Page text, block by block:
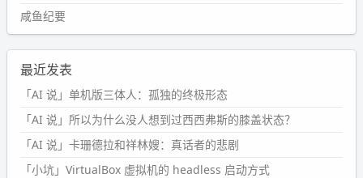
咸鱼纪要
最近发表
「AI 说」单机版三体人：孤独的终极形态
「AI 说」所以为什么没人想到过西西弗斯的膝盖状态？
「AI 说」卡珊德拉和祥林嫂：真话者的悲剧
「小坑」VirtualBox 虚拟机的 headless 启动方式